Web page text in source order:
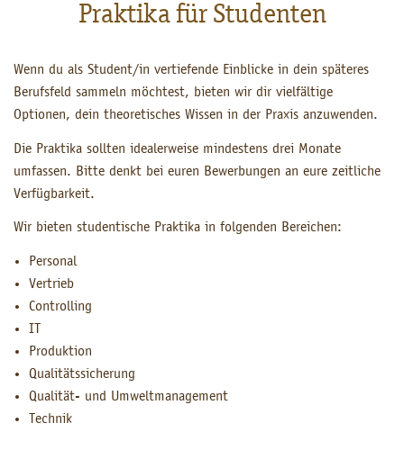
Praktika für Studenten
Wenn du als Student/in vertiefende Einblicke in dein späteres
Berufsfeld sammeln möchtest, bieten wir dir vielfältige
Optionen, dein theoretisches Wissen in der Praxis anzuwenden.
Die Praktika sollten idealerweise mindestens drei Monate
umfassen. Bitte denkt bei euren Bewerbungen an eure zeitliche
Verfügbarkeit.
Wir bieten studentische Praktika in folgenden Bereichen:
Personal
Vertrieb
Controlling
IT
Produktion
Qualitätssicherung
Qualität- und Umweltmanagement
Technik